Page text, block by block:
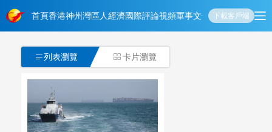
首頁香港神州灣區人經濟國際評論視頻軍事文化 娛樂生活教育體
下載客戶端
列表瀏覽  卡片瀏覽